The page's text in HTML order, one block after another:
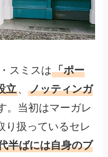
スミスは「ポー
立、ノッティンガ
。当初はマーガレ
り扱っているセレ
半ばには自身のブ